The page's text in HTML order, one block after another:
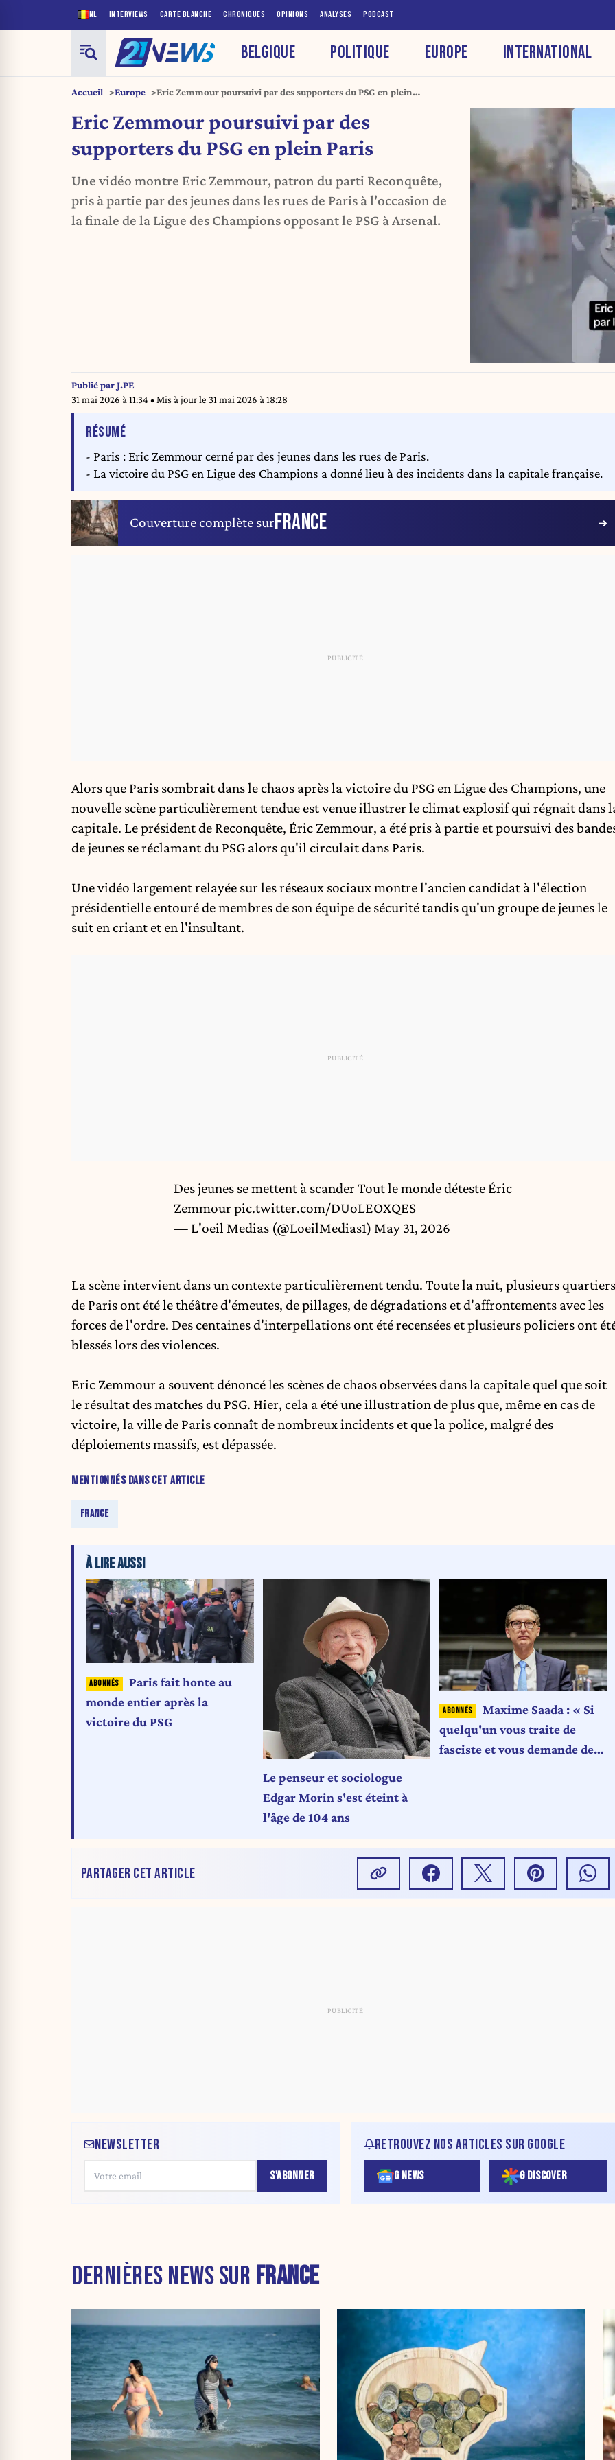
NL INTERVIEWS CARTE BLANCHE CHRONIQUES OPINIONS ANALYSES PODCAST
BELGIQUE POLITIQUE EUROPE INTERNATIONAL
Accueil Europe
Eric Zemmour poursuivi par des supporters du PSG en plein
Eric Zemmour poursuivi par des
supporters du PSG en plein Paris
Une vidéo montre Eric Zemmour, patron du parti Reconquête,
pris à partie par des jeunes dans les rues de Paris à l'occasion de
la finale de la Ligue des Champions opposant le PSG à Arsenal.
Publié parJ.PE
31 mai 2026 à 11:34 • Mis à jour le 31 mai 2026 à 18:28
RÉSUMÉDE L'ARTICLE
- Paris : Eric Zemmour cerné par des jeunes dans les rues de Paris.
- La victoire du PSG en Ligue des Champions a donné lieu à des incidents dans la capitale française.
Couverture complète surFRANCE
Alors que Paris sombrait dans le chaos après la victoire du PSG en Ligue des Champions, une
nouvelle scène particulièrement tendue est venue illustrer le climat explosif qui régnait dans
capitale. Le président de Reconquête, Éric Zemmour, a été pris à partie et poursuivi des
de jeunes se réclamant du PSG alors qu'il circulait dans Paris.
Une vidéo largement relayée sur les réseaux sociaux montre l'ancien candidat à l'élection
présidentielle entouré de membres de son équipe de sécurité tandis qu'un groupe de jeunes le
suit en criant et en l'insultant.
Des jeunes se mettent à scander Tout le monde déteste Éric
Zemmour pic.twitter.com/DUoLEOXQES
— L'oeil Medias (@LoeilMedias1) May 31, 2026
La scène intervient dans un contexte particulièrement tendu. Toute la nuit, plusieurs quartiers
de Paris ont été le théâtre d'émeutes, de pillages, de dégradations et d'affrontements avec les
forces de l'ordre. Des centaines d'interpellations ont été recensées et plusieurs policiers ont
blessés lors des violences.
Eric Zemmour a souvent dénoncé les scènes de chaos observées dans la capitale quel que soit
le résultat des matches du PSG. Hier, cela a été une illustration de plus que, même en cas de
victoire, la ville de Paris connaît de nombreux incidents et que la police, malgré des
déploiements massifs, est dépassée.
MENTIONNÉS DANS CET ARTICLE
FRANCE
À LIRE AUSSI
Paris fait honte au
monde entier après la
victoire du PSG
Le penseur et sociologue
Edgar Morin s'est éteint à
l'âge de 104 ans
Maxime Saada : « Si
quelqu'un vous traite de
fasciste et vous demande de
PARTAGER CET ARTICLE
NEWSLETTER
S'ABONNER
RETROUVEZ NOS ARTICLES SUR GOOGLE
G NEWS G DISCOVER
DERNIÈRES NEWS SUR FRANCE